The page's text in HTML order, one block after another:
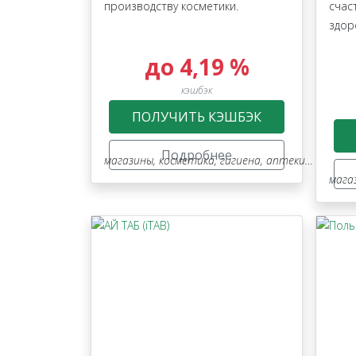
производству косметики.
магазины, косметика, гигиена, аптеки, оптика
до 4,19 %
кэшбэк
ПОЛУЧИТЬ КЭШБЭК
Подробнее